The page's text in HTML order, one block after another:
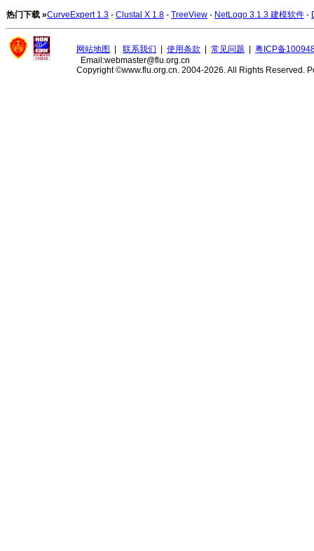
热门下载 »CurveExpert 1.3 - Clustal X 1.8 - TreeView - NetLogo 3.1.3 建模软件 -
网站地图 联系我们 使用条款 常见问题
粤ICP备
Email:webmaster@flu.org.cn
Copyright ©www.flu.org.cn. 2004-2026. All Rights Reserved.